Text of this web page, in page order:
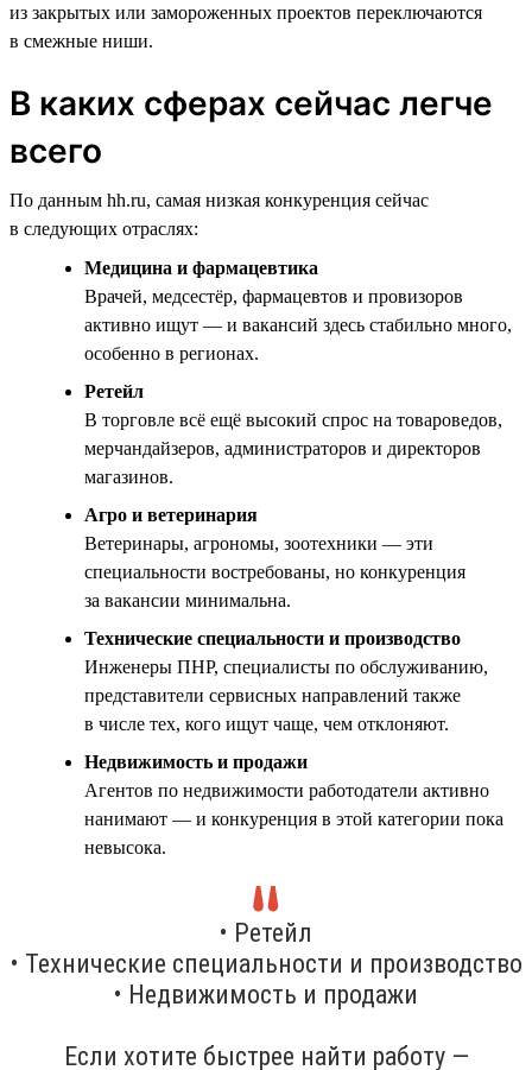
из закрытых или замороженных проектов переключаются
в смежные ниши.
В каких сферах сейчас легче
всего
По данным hh.ru, самая низкая конкуренция сейчас
в следующих отраслях:
Медицина и фармацевтика
Врачей, медсестёр, фармацевтов и провизоров
активно ищут — и вакансий здесь стабильно много,
особенно в регионах.
Ретейл
В торговле всё ещё высокий спрос на товароведов,
мерчандайзеров, администраторов и директоров
магазинов.
Агро и ветеринария
Ветеринары, агрономы, зоотехники — эти
специальности востребованы, но конкуренция
за вакансии минимальна.
Технические специальности и производство
Инженеры ПНР, специалисты по обслуживанию,
представители сервисных направлений также
в числе тех, кого ищут чаще, чем отклоняют.
Недвижимость и продажи
Агентов по недвижимости работодатели активно
нанимают — и конкуренция в этой категории пока
невысока.
• Ретейл
• Технические специальности и производство
• Недвижимость и продажи
Если хотите быстрее найти работу —